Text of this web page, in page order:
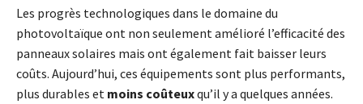
Les progrès technologiques dans le domaine du
photovoltaïque ont non seulement amélioré l’efficacité des
panneaux solaires mais ont également fait baisser leurs
coûts. Aujourd’hui, ces équipements sont plus performants,
plus durables et moins coûteuxqu’il y a quelques années.